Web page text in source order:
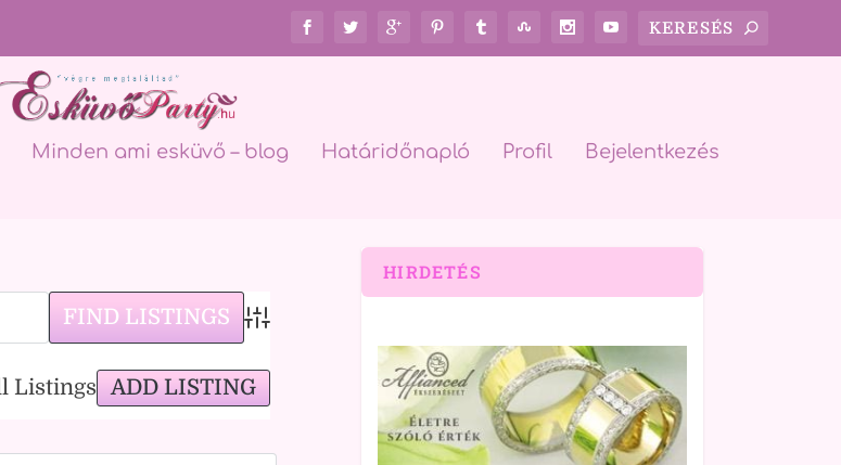
Minden ami esküvő – blog Határidőnapló Profil Bejelentkezés
Advanced Search
Listings ADD LISTING
HIRDETÉS